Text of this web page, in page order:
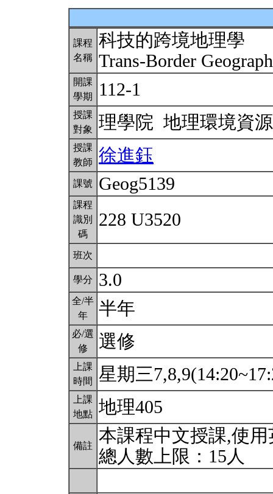
課程
名稱
科技的跨境地理學
Trans-Border
開課
學期
112-1
授課
對象
理學院 地理環境資
授課
教師
徐進鈺
課號 Geog5139
課程
識別
碼
228 U3520
班次
學分 3.0
全/半
年
半年
必/選
修
選修
上課
時間
星期三
上課
地點 地理405
備註
本課程中文授課,使
總人數上限：15人